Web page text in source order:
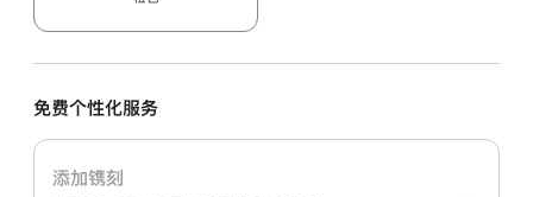
免费个性化服务
添加镌刻